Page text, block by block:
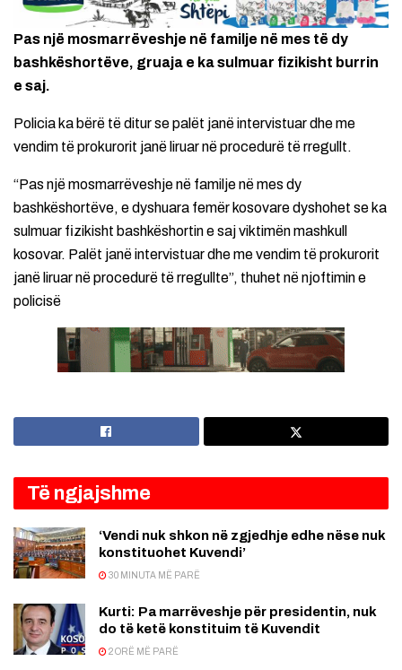
Pas një mosmarrëveshje në familje në mes të dy
bashkëshortëve, gruaja e ka sulmuar fizikisht burrin
e saj.
Policia ka bërë të ditur se palët janë intervistuar dhe me
vendim të prokurorit janë liruar në procedurë të rregullt.
“Pas një mosmarrëveshje në familje në mes dy
bashkëshortëve, e dyshuara femër kosovare dyshohet se ka
sulmuar fizikisht bashkëshortin e saj viktimën mashkull
kosovar. Palët janë intervistuar dhe me vendim të prokurorit
janë liruar në procedurë të rregullte”, thuhet në njoftimin e
policisë
Të ngjajshme
‘Vendi nuk shkon në zgjedhje edhe nëse nuk
konstituohet Kuvendi’
30 MINUTA MË PARË
Kurti: Pa marrëveshje për presidentin, nuk
do të ketë konstituim të Kuvendit
2 ORË MË PARË